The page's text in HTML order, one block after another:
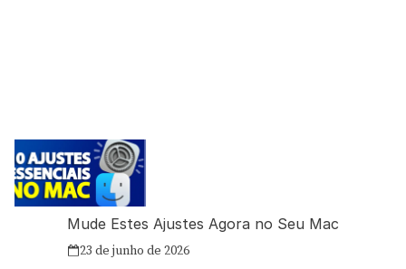
Mude Estes Ajustes Agora no Seu Mac
23 de junho de 2026